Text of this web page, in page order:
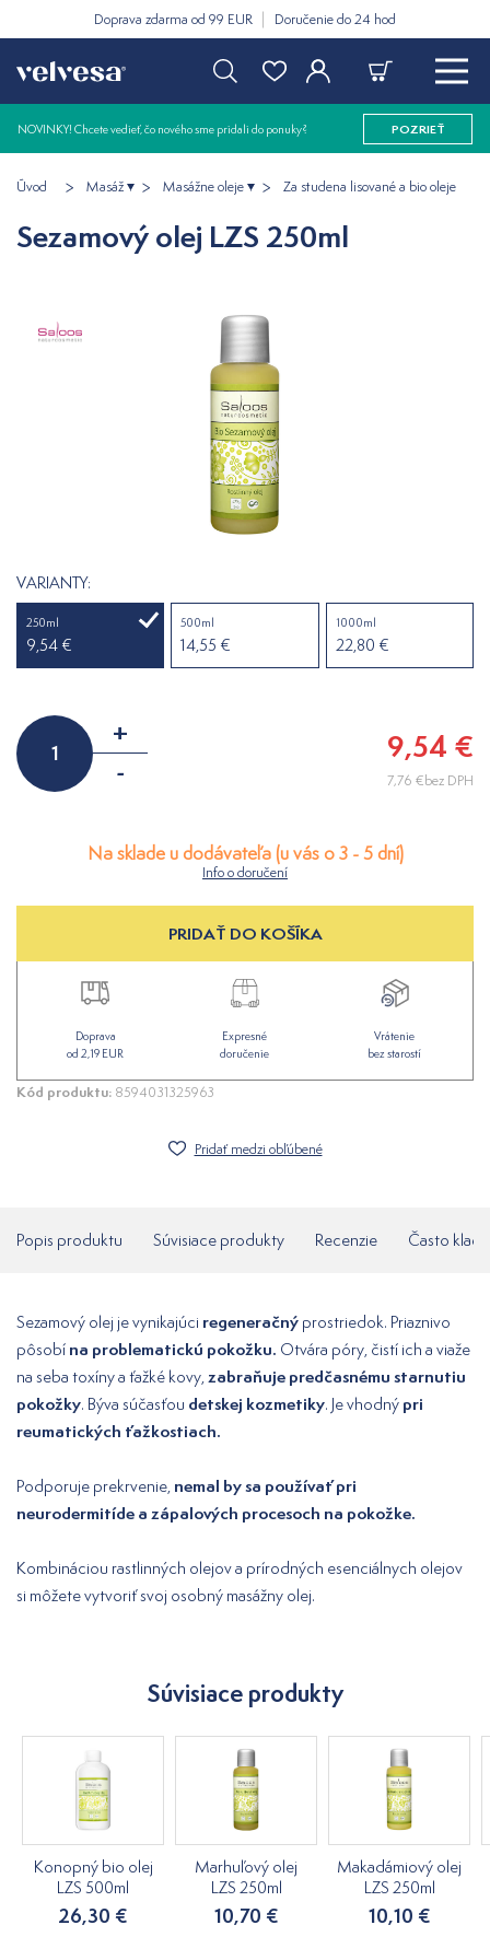
Doprava zdarma od 99 EUR Doručenie do 24 hod
NOVINKY! Chcete vedieť, čo nového sme pridali do ponuky? POZRIEŤ
Úvod Masáž Masážne oleje Za studena lisované a bio oleje
Sezamový olej LZS 250ml
VARIANTY:
250ml
9,54 €
500ml
14,55 €
1000ml
22,80 €
+
-
9,54 €
7,76 €bez DPH
Na sklade u dodávateľa (u vás o 3 - 5 dní)
Info o doručení
PRIDAŤ DO KOŠÍKA
Doprava
od 2,19 EUR
Expresné
doručenie
Vrátenie
bez starostí
Kód produktu: 8594031325963
Pridať medzi obľúbené
Popis produktu Súvisiace produkty Recenzie Často
Sezamový olej je vynikajúci regeneračný prostriedok. Priaznivo
pôsobí na problematickú pokožku. Otvára póry, čistí ich a viaže
na seba toxíny a ťažké kovy, zabraňuje predčasnému starnutiu
pokožky. Býva súčasťou detskej kozmetiky. Je vhodný pri
reumatických ťažkostiach.
Podporuje prekrvenie, nemal by sa používať pri
neurodermitíde a zápalových procesoch na pokožke.
Kombináciou rastlinných olejov a prírodných esenciálnych olejov
si môžete vytvoriť svoj osobný masážny olej.
Súvisiace produkty
Konopný bio olej
LZS 500ml
26,30 €
Marhuľový olej
LZS 250ml
10,70 €
Makadámiový olej
LZS 250ml
10,10 €